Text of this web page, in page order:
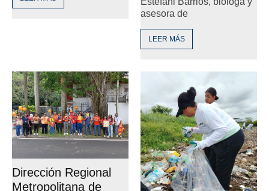
asesora de
LEER MÁS
Dirección Regional
Metropolitana de